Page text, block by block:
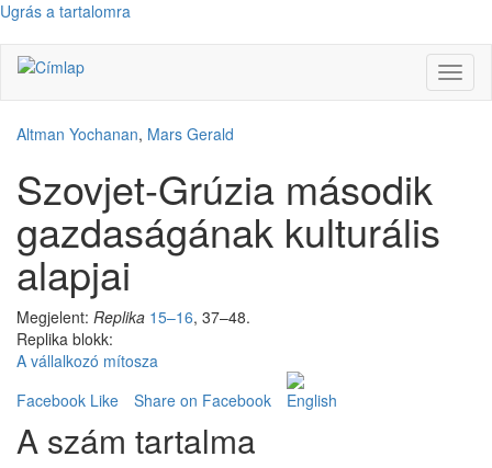
Ugrás a tartalomra
Altman Yochanan, Mars Gerald
Szovjet-Grúzia második
gazdaságának kulturális
alapjai
Megjelent: Replika 15–16, 37–48.
Replika blokk:
A vállalkozó mítosza
Facebook Like
Share on Facebook
A szám tartalma